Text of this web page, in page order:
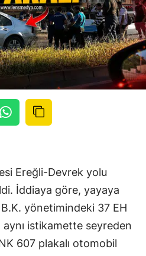
Ereğli-Devrek yolu
İddiaya göre, yayaya
yönetimindeki 37 EH
istikamette seyreden
607 plakalı otomobil